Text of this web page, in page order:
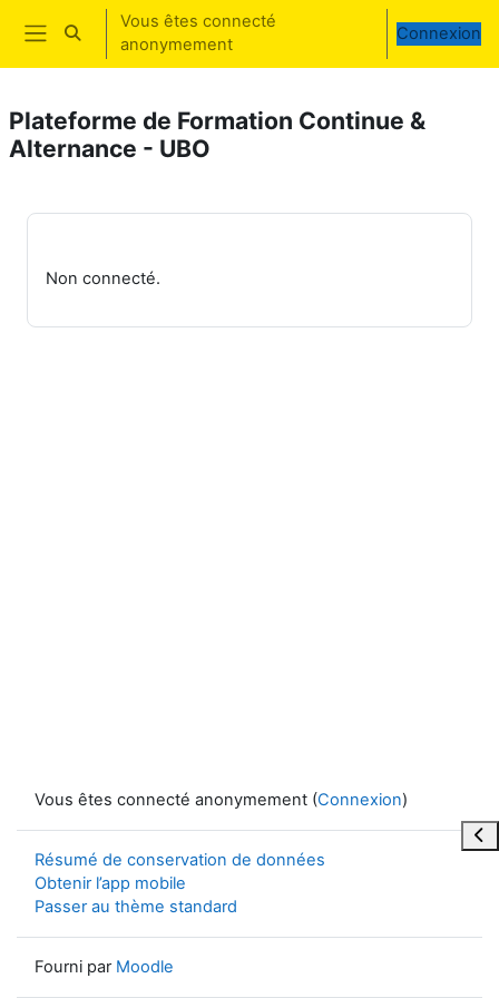
Passer au contenu principal
Panneau latéral
Activer/désactiver la saisie de recherche
Vous êtes connecté
anonymement
Connexion
Plateforme de Formation Continue &
Alternance - UBO
Non connecté.
Vous êtes connecté anonymement (Connexion)
Résumé de conservation de données
Obtenir l’app mobile
Passer au thème standard
Fourni par Moodle